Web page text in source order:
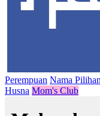
Perempuan Nama Pilihan
Husna Mom's Club